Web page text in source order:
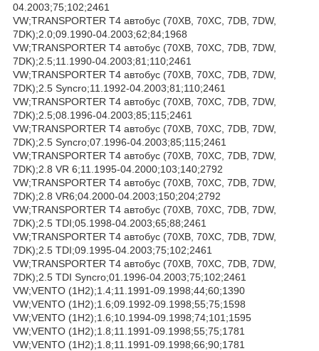
04.2003;75;102;2461
VW;TRANSPORTER T4 автобус (70XB, 70XC, 7DB, 7DW,
7DK);2.0;09.1990-04.2003;62;84;1968
VW;TRANSPORTER T4 автобус (70XB, 70XC, 7DB, 7DW,
7DK);2.5;11.1990-04.2003;81;110;2461
VW;TRANSPORTER T4 автобус (70XB, 70XC, 7DB, 7DW,
7DK);2.5 Syncro;11.1992-04.2003;81;110;2461
VW;TRANSPORTER T4 автобус (70XB, 70XC, 7DB, 7DW,
7DK);2.5;08.1996-04.2003;85;115;2461
VW;TRANSPORTER T4 автобус (70XB, 70XC, 7DB, 7DW,
7DK);2.5 Syncro;07.1996-04.2003;85;115;2461
VW;TRANSPORTER T4 автобус (70XB, 70XC, 7DB, 7DW,
7DK);2.8 VR 6;11.1995-04.2000;103;140;2792
VW;TRANSPORTER T4 автобус (70XB, 70XC, 7DB, 7DW,
7DK);2.8 VR6;04.2000-04.2003;150;204;2792
VW;TRANSPORTER T4 автобус (70XB, 70XC, 7DB, 7DW,
7DK);2.5 TDI;05.1998-04.2003;65;88;2461
VW;TRANSPORTER T4 автобус (70XB, 70XC, 7DB, 7DW,
7DK);2.5 TDI;09.1995-04.2003;75;102;2461
VW;TRANSPORTER T4 автобус (70XB, 70XC, 7DB, 7DW,
7DK);2.5 TDI Syncro;01.1996-04.2003;75;102;2461
VW;VENTO (1H2);1.4;11.1991-09.1998;44;60;1390
VW;VENTO (1H2);1.6;09.1992-09.1998;55;75;1598
VW;VENTO (1H2);1.6;10.1994-09.1998;74;101;1595
VW;VENTO (1H2);1.8;11.1991-09.1998;55;75;1781
VW;VENTO (1H2);1.8;11.1991-09.1998;66;90;1781